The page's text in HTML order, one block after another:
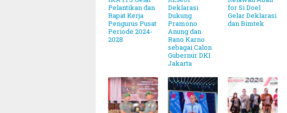
Pelantikan dan
Rapat Kerja
Pengurus Pusat
Periode 2024-
2028
Deklarasi
Dukung
Pramono
Anung dan
Rano Karno
sebagai Calon
Gubernur DKI
Jakarta
for Si Doel
Gelar Deklarasi
dan Bimtek